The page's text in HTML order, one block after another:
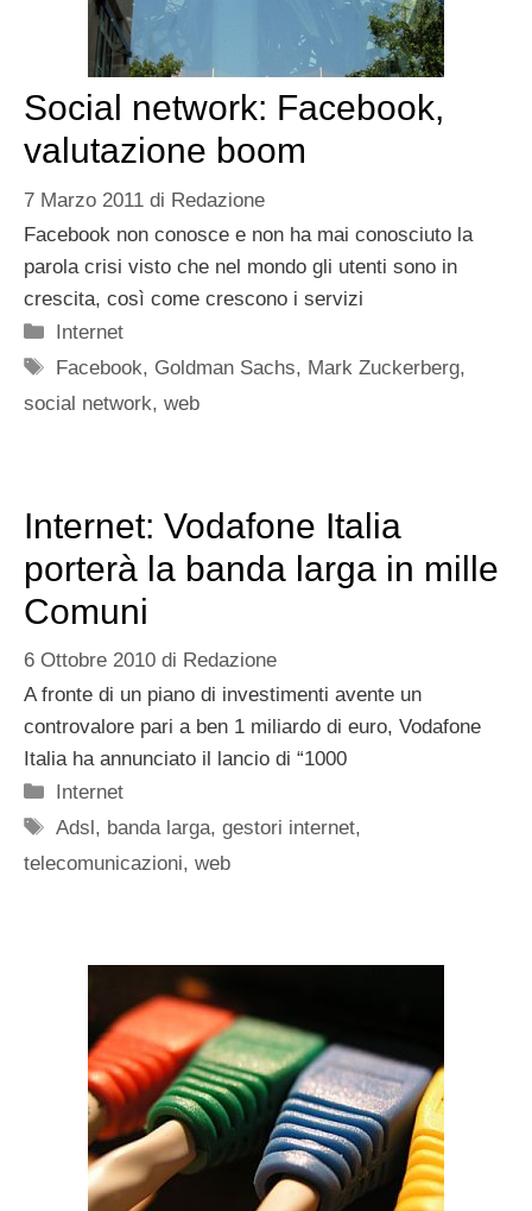
Social network: Facebook,
valutazione boom
7 Marzo 2011 di Redazione
Facebook non conosce e non ha mai conosciuto la
parola crisi visto che nel mondo gli utenti sono in
crescita, così come crescono i servizi
Categorie
Internet
Tag
Facebook, Goldman Sachs, Mark Zuckerberg,
social network, web
Internet: Vodafone Italia
porterà la banda larga in mille
Comuni
6 Ottobre 2010 di Redazione
A fronte di un piano di investimenti avente un
controvalore pari a ben 1 miliardo di euro, Vodafone
Italia ha annunciato il lancio di “1000
Categorie
Internet
Tag
Adsl, banda larga,gestori internet,
telecomunicazioni, web